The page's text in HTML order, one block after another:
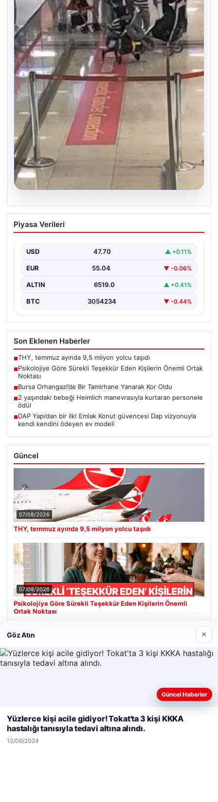
05.08.2026
2 yaşındaki bebeği Heimlich
manevrasıyla kurtaran personele ödül
Kurtaran Görevlilere Ödül Verildi”, “content”: “ İstanbul
Sabiha…
Piyasa Verileri
USD 47.70 ▲ +0.11%
EUR 55.04 ▼ -0.06%
ALTIN 6519.0 ▲ +0.41%
BTC 3054234 ▼ -0.44%
Son Eklenen Haberler
■THY, temmuz ayında 9,5 milyon yolcu taşıdı
■Psikolojiye Göre Sürekli Teşekkür Eden Kişilerin Önemli Ortak
Noktası
■Bursa Orhangazi’de Bir Tamirhane Yanarak Kor Oldu
■2 yaşındaki bebeği Heimlich manevrasıyla kurtaran personele
ödül
■DAP Yapı’dan bir ilk! Emlak Konut güvencesi Dap vizyonuyla
kendi kendini ödeyen ev modeli
Güncel
07/08/2026
THY, temmuz ayında 9,5 milyon yolcu taşıdı
07/08/2026
Psikolojiye Göre Sürekli Teşekkür Eden Kişilerin Önemli
Ortak Noktası
Son Eklenen Firmalar
Web sitemizi nasıl kullandığınızı daha iyi anlayabilmek,
kullanıyoruz.Çerez Politikamız
Reddet
Göz Atın ×
Güncel Haberler
Yüzlerce kişi acile gidiyor! Tokat'ta 3 kişi KKKA
hastalığı tanısıyla tedavi altına alındı.
12/06/2024